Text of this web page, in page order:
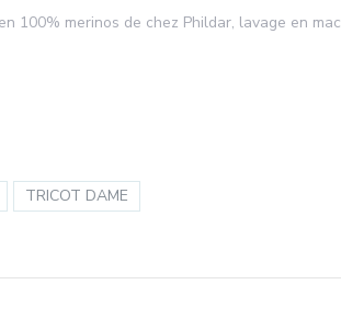
100% merinos de chez Phildar, lavage en
TRICOT DAME